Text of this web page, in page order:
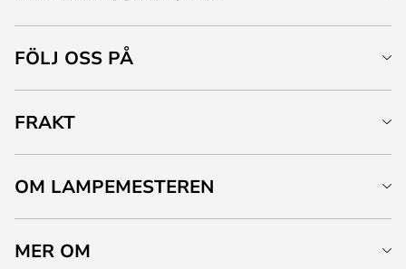
FÖLJ OSS PÅ
FRAKT
OM LAMPEMESTEREN
MER OM